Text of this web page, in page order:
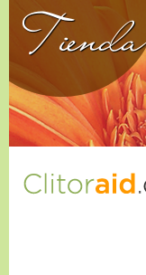
Tienda